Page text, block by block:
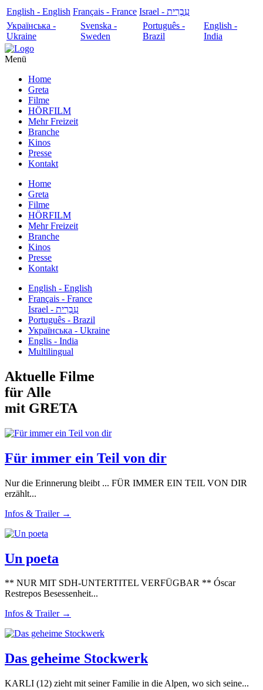
English - English Français - France
עִבְרִית - Israel
Українська -
Ukraine
Svenska -
Sweden
Português -
Brazil
English -
India
Menü
Home
Greta
Filme
HÖRFILM
Mehr Freizeit
Branche
Kinos
Presse
Kontakt
Home
Greta
Filme
HÖRFILM
Mehr Freizeit
Branche
Kinos
Presse
Kontakt
English - English
Français - France
עִבְרִית - Israel
Português - Brazil
Українська - Ukraine
Englis - India
Multilingual
Aktuelle Filme
für Alle
mit GRETA
Für immer ein Teil von dir
Nur die Erinnerung bleibt ... FÜR IMMER EIN TEIL VON DIR
erzählt...
Infos & Trailer →
Un poeta
** NUR MIT SDH-UNTERTITEL VERFÜGBAR ** Óscar
Restrepos Besessenheit...
Infos & Trailer →
Das geheime Stockwerk
KARLI (12) zieht mit seiner Familie in die Alpen, wo sich seine...